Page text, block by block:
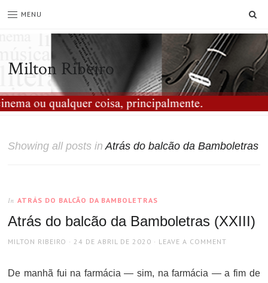
MENU
Milton Ribeiro
Showing all posts inAtrás do balcão da Bamboletras
In ATRÁS DO BALCÃO DA BAMBOLETRAS
Atrás do balcão da Bamboletras (XXIII)
AUTHOR
MILTON RIBEIRO
POSTED
24 DE ABRIL DE 2020 LEAVE A COMMENT
De manhã fui na farmácia — sim, na farmácia — a fim de